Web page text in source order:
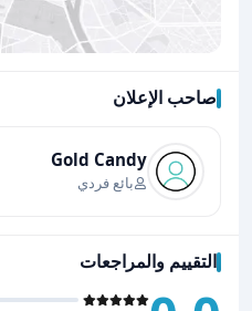
صاحب الإعلان
Gold Candy
بائع فردي
التقييم والمراجعات